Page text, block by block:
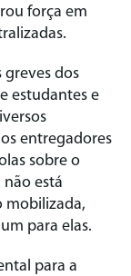
força em
greves dos
estudantes e
entregadores
sobre o
está
mobilizada,
para elas.
para a